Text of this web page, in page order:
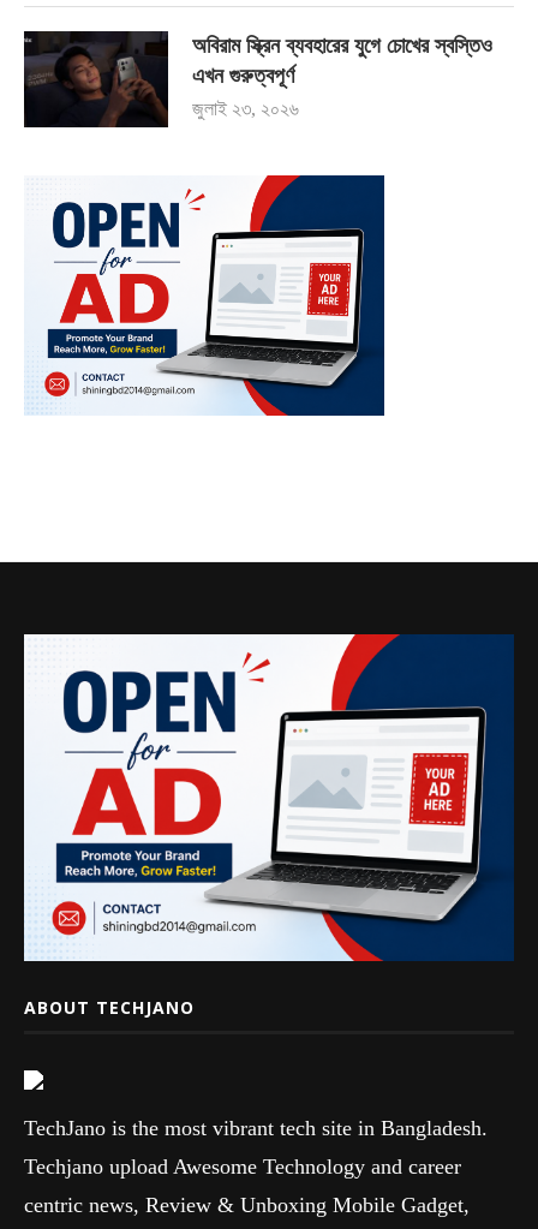
অবিরাম স্ক্রিন ব্যবহারের যুগে চোখের স্বস্তিও
এখন গুরুত্বপূর্ণ
জুলাই ২৩, ২০২৬
ABOUT TECHJANO
TechJano is the most vibrant tech site in Bangladesh.
Techjano upload Awesome Technology and career
centric news, Review & Unboxing Mobile Gadget,